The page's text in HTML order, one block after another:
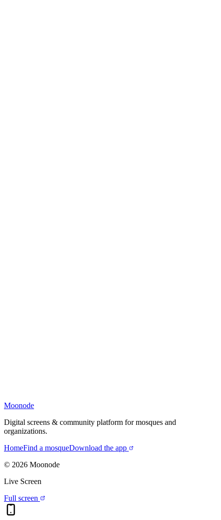
Moonode
Digital screens & community platform for mosques and
organizations.
HomeFind a mosqueDownload the app
© 2026 Moonode
Live Screen
Full screen